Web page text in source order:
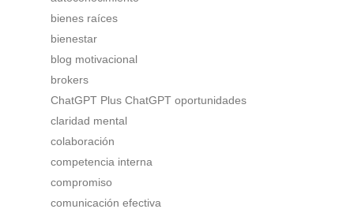
bienes raíces
bienestar
blog motivacional
brokers
ChatGPT Plus ChatGPT oportunidades
claridad mental
colaboración
competencia interna
compromiso
comunicación efectiva